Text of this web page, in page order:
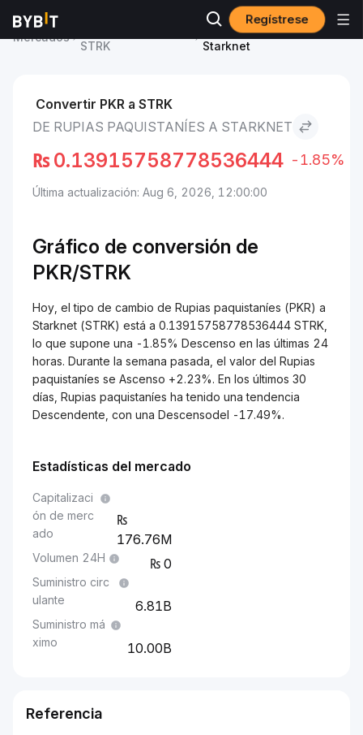
Regístrese
Mercados
STRK
Rupias paquistaníes to
Starknet
Convertir PKR a STRK
DE RUPIAS PAQUISTANÍES A STARKNET
₨0.13915758778536444 -1.85%
Última actualización: Aug 6, 2026, 12:00:00
Gráfico de conversión de
PKR/STRK
Hoy, el tipo de cambio de Rupias paquistaníes (PKR) a
Starknet (STRK) está a 0.13915758778536444 STRK,
lo que supone una -1.85% Descenso en las últimas 24
horas. Durante la semana pasada, el valor del Rupias
paquistaníes se Ascenso +2.23%. En los últimos 30
días, Rupias paquistaníes ha tenido una tendencia
Descendente, con una Descensodel -17.49%.
Estadísticas del mercado
Capitalizaci
ón de merc
ado
176.76M
Volumen 24H 0
Suministro circ
ulante
6.81B
Suministro má
ximo
10.00B
Referencia